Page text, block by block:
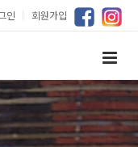
인 ｜ 회원가입